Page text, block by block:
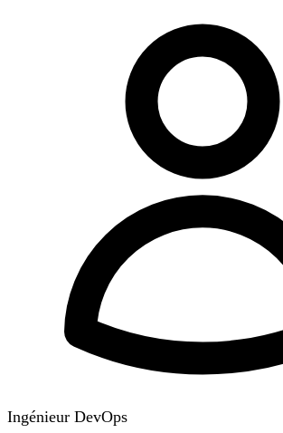
Ingénieur DevOps